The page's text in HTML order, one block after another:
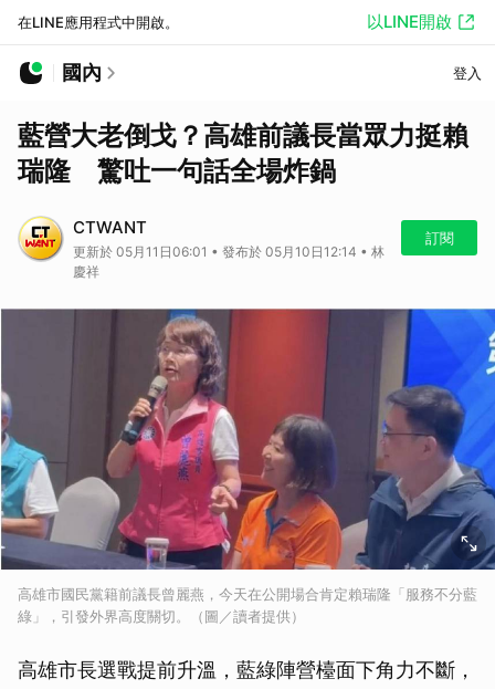
在LINE應用程式中開啟。 以LINE開啟
國內 登入
藍營大老倒戈？高雄前議長當眾力挺賴
瑞隆 驚吐一句話全場炸鍋
CTWANT
更新於 05月11日06:01 • 發布於 05月10日12:14 • 林
慶祥
訂閱
高雄市國民黨籍前議長曾麗燕，今天在公開場合肯定賴瑞隆「服務不分藍
綠」，引發外界高度關切。（圖／讀者提供）
高雄市長選戰提前升溫，藍綠陣營檯面下角力不斷，